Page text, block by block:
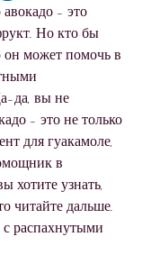
- это
Но кто бы
он может помочь в
да, вы не
- это не только
для гуакамоле,
в
хотите узнать,
читайте дальше.
распахнутыми